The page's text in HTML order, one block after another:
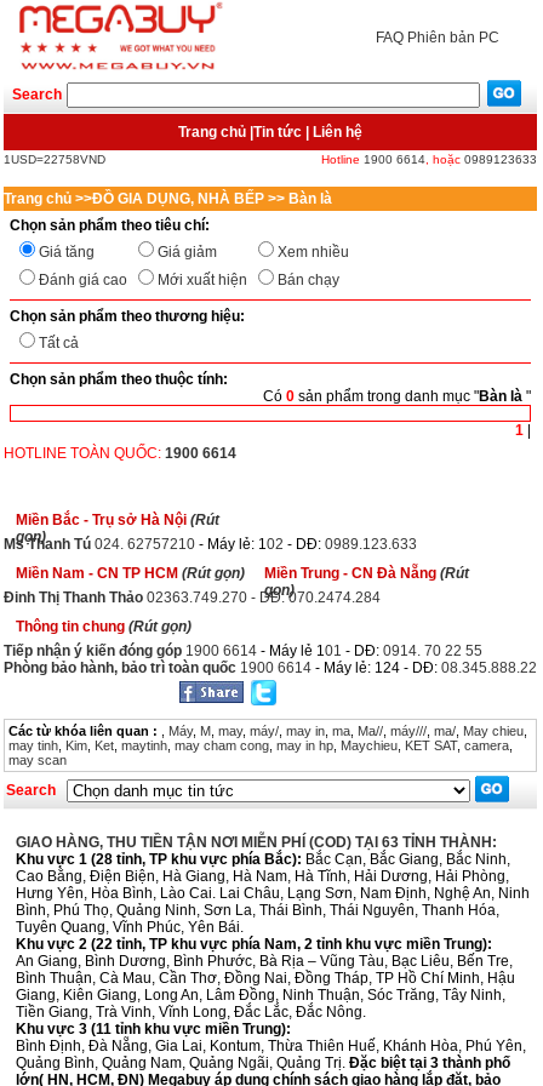
FAQ Phiên bản PC
Search
Trang chủ Tin tức Liên hệ
1USD=22758VND Hotline 1900 6614 , hoặc 0989123633
Trang chủ >>ĐỒ GIA DỤNG, NHÀ BẾP >> Bàn là
Chọn sản phẩm theo tiêu chí:
Giá tăng
Giá giảm
Xem nhiều
Đánh giá cao
Mới xuất hiện Bán chạy
Chọn sản phẩm theo thương hiệu:
Tất cả
Chọn sản phẩm theo thuộc tính:
Có 0 sản phẩm trong danh mục "Bàn là "
1
HOTLINE TOÀN QUỐC: 1900 6614
Miền Bắc - Trụ sở Hà Nội (Rút
gọn)
Ms Thanh Tú 024. 62757210 - Máy lẻ: 102 - DĐ: 0989.123.633
Miền Nam - CN TP HCM (Rút gọn) Miền Trung - CN Đà Nẵng (Rút
gọn)
Đinh Thị Thanh Thảo 02363.749.270 - DĐ: 070.2474.284
Thông tin chung (Rút gọn)
Tiếp nhận ý kiến đóng góp 1900 6614 - Máy lẻ 101 - DĐ: 0914. 70 22 55
Phòng bảo hành, bảo trì toàn quốc 1900 6614 - Máy lẻ: 124 - DĐ: 08.345.888.22
Các từ khóa liên quan : Máy, M may, máy/ may in ma Ma// máy/// ma/ May chieu
may tinh Kim Ket maytinh may cham cong may in hp Maychieu KET SAT, camera
may scan
Search
GIAO HÀNG, THU TIỀN TẬN NƠI MIỄN PHÍ (COD) TẠI 63 TỈNH THÀNH:
Khu vực 1 (28 tỉnh, TP khu vực phía Bắc): Bắc Cạn, Bắc Giang, Bắc Ninh,
Cao Bằng, Điện Biện, Hà Giang, Hà Nam, Hà Tĩnh, Hải Dương, Hải Phòng,
Hưng Yên, Hòa Bình, Lào Cai. Lai Châu, Lạng Sơn, Nam Định, Nghệ An, Ninh
Bình, Phú Thọ, Quảng Ninh, Sơn La, Thái Bình, Thái Nguyên, Thanh Hóa,
Tuyên Quang, Vĩnh Phúc, Yên Bái.
Khu vực 2 (22 tỉnh, TP khu vực phía Nam, 2 tỉnh khu vực miền Trung):
An Giang, Bình Dương, Bình Phước, Bà Rịa – Vũng Tàu, Bạc Liêu, Bến Tre,
Bình Thuận, Cà Mau, Cần Thơ, Đồng Nai, Đồng Tháp, TP Hồ Chí Minh, Hậu
Giang, Kiên Giang, Long An, Lâm Đồng, Ninh Thuận, Sóc Trăng, Tây Ninh,
Tiền Giang, Trà Vinh, Vĩnh Long, Đắc Lắc, Đắc Nông.
Khu vực 3 (11 tỉnh khu vực miền Trung):
Bình Định, Đà Nẵng, Gia Lai, Kontum, Thừa Thiên Huế, Khánh Hòa, Phú Yên,
Quảng Bình, Quảng Nam, Quảng Ngãi, Quảng Trị. Đặc biệt tại 3 thành phố
lớn( HN, HCM, ĐN) Megabuy áp dụng chính sách giao hàng lắp đặt, bảo